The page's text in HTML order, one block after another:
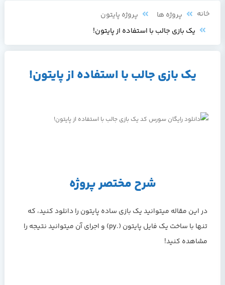
خانه پروژه ها
پروژه پایتون
یک بازی جالب با استفاده از پایتون!
یک بازی جالب با استفاده از پایتون!
شرح مختصر پروژه
در این مقاله میتوانید یک بازی ساده پایتون را دانلود کنید، که
تنها با ساخت یک فایل پایتون (.py) و اجرای آن میتوانید نتیجه را
مشاهده کنید!